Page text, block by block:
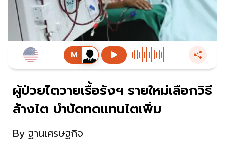
ผู้ป่วยไตวายเรื้อรังฯ รายใหม่เลือกวิธี
ล้างไต บำบัดทดแทนไตเพิ่ม
By ฐานเศรษฐกิจ